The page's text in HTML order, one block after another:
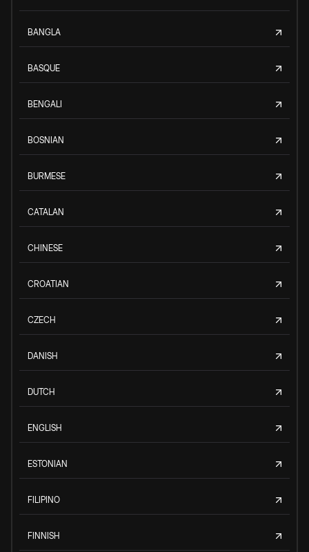
BANGLA
BASQUE
BENGALI
BOSNIAN
BURMESE
CATALAN
CHINESE
CROATIAN
CZECH
DANISH
DUTCH
ENGLISH
ESTONIAN
FILIPINO
FINNISH